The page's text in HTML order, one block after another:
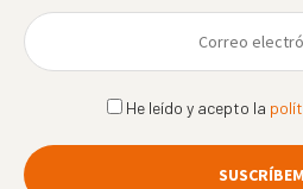
He leído y acepto la